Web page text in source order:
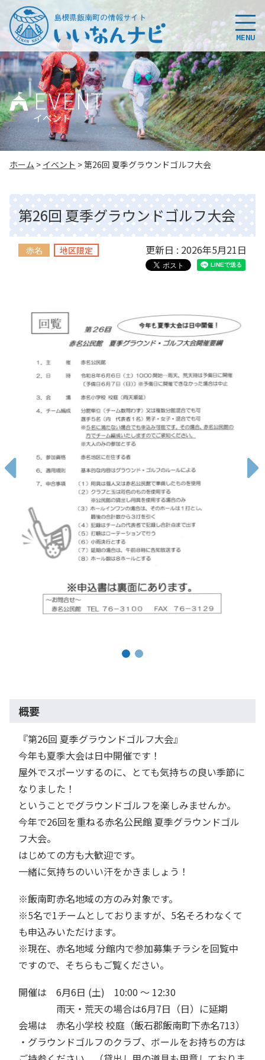
このページの本文へ
MENU
EVENT
イベント
こ
ー
ジ
の
位
ホーム > イベント >第26回 夏季グラウンドゴルフ大会
第26回 夏季グラウンドゴルフ大会
赤名 地区限定 更新日 : 2026年5月21日
概要
『第26回 夏季グラウンドゴルフ大会』
今年も夏季大会は日中開催です！
屋外でスポーツするのに、とても気持ちの良い季節に
なりました！
ということでグラウンドゴルフを楽しみませんか。
今年で26回を重ねる赤名公民館 夏季グラウンドゴル
フ大会。
はじめての方も大歓迎です。
一緒に気持ちのいい汗をかきましょう！
※飯南町赤名地域の方のみ対象です。
※5名で1チームとしておりますが、5名そろわなくて
も申込みいただけます。
※現在、赤名地域 分館内で参加募集チラシを回覧中
ですので、そちらもご覧ください。
開催は 6月6日 (土) 10:00 〜 12:30
雨天・荒天の場合は6月7日（日）に延期
会場は 赤名小学校 校庭（飯石郡飯南町下赤名713）
・グラウンドゴルフのクラブ、ボールをお持ちの方は